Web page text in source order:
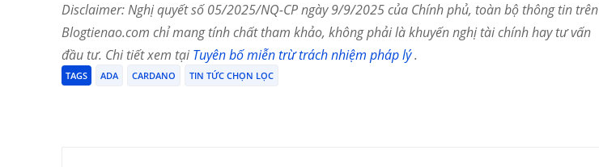
Disclaimer: Nghị quyết số 05/2025/NQ-CP ngày 9/9/2025 của Chính phủ, toàn bộ thông tin trên
Blogtienao.com chỉ mang tính chất tham khảo, không phải là khuyến nghị tài chính hay tư vấn
đầu tư. Chi tiết xem tạiTuyên bố miễn trừ trách nhiệm pháp lý.
TAGS ADA CARDANO TIN TỨC CHỌN LỌC